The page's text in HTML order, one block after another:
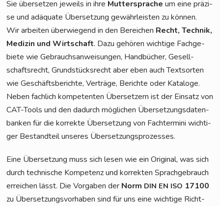
Sie über­set­zen jeweils in ihre Mut­ter­spra­che um eine prä­zi­
se und adäqua­te Über­set­zung gewähr­leis­ten zu können.
Wir arbei­ten über­wie­gend in den Berei­chen Recht, Tech­nik,
Medi­zin und Wirt­schaft. Dazu gehö­ren wich­ti­ge Fach­ge­
bie­te wie Gebrauchs­an­wei­sun­gen, Hand­bü­cher, Gesell­
schafts­recht, Grund­stücks­recht aber eben auch Text­sor­ten
wie Geschäfts­be­rich­te, Ver­trä­ge, Berich­te oder Kata­lo­ge.
Neben fach­lich kom­pe­ten­ten Über­set­zern ist der Ein­satz von
CAT-Tools und den dadurch mög­li­chen Über­set­zungs­da­ten­
ban­ken für die kor­rek­te Über­set­zung von Fach­ter­mi­ni wich­ti­
ger Bestand­teil unse­res Übersetzungsprozesses.
Eine Über­set­zung muss sich lesen wie ein Ori­gi­nal, was sich
durch tech­ni­sche Kom­pe­tenz und kor­rek­ten Sprach­ge­brauch
errei­chen lässt. Die Vor­ga­ben der Norm DIN EN ISO 17100
zu Über­set­zungs­vor­ha­ben sind für uns eine wich­ti­ge Richt­